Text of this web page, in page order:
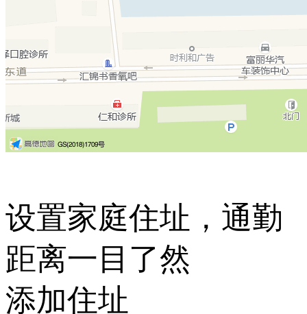
设置家庭住址，通勤
距离一目了然
添加住址